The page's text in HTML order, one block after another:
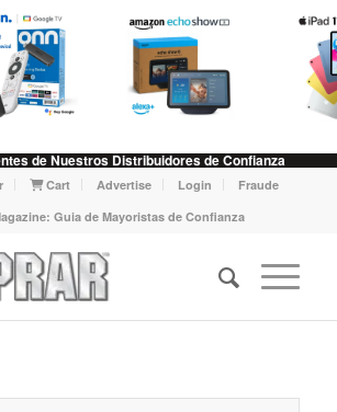
de Nuestros Distribuidores de Confianza
Cart Advertise Login
Fraude
Guia de Mayoristas de Confianza